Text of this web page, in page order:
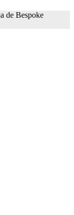
de Bespoke